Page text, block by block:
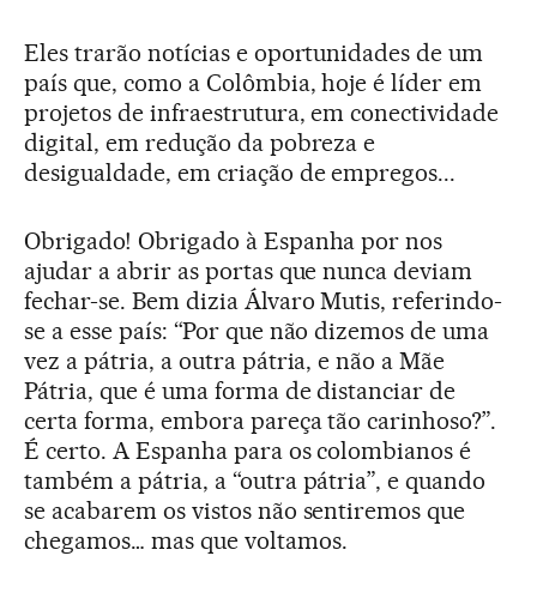
Eles trarão notícias e oportunidades de um
país que, como a Colômbia, hoje é líder em
projetos de infraestrutura, em conectividade
digital, em redução da pobreza e
desigualdade, em criação de empregos...
Obrigado! Obrigado à Espanha por nos
ajudar a abrir as portas que nunca deviam
fechar-se. Bem dizia Álvaro Mutis, referindo-
se a esse país: “Por que não dizemos de uma
vez a pátria, a outra pátria, e não a Mãe
Pátria, que é uma forma de distanciar de
certa forma, embora pareça tão carinhoso?”.
É certo. A Espanha para os colombianos é
também a pátria, a “outra pátria”, e quando
se acabarem os vistos não sentiremos que
chegamos… mas que voltamos.